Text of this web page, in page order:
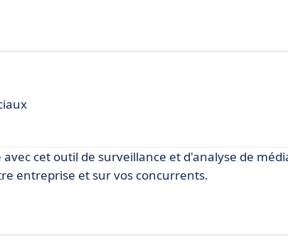
cet outil de surveillance et d'analyse de
entreprise et sur vos concurrents.